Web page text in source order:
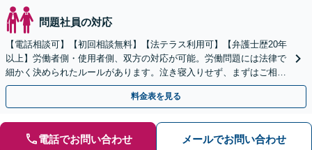
問題社員の対応
【電話相談可】【初回相談無料】【法テラス利用可】【弁護士歴20年
以上】労働者側・使用者側、双方の対応が可能。労働問題には法律で
細かく決められたルールがあります。泣き寝入りせず、まずはご相談
を！【夜間・休日面談可】【完全個室】【刈谷駅3分】
料金表を見る
電話でお問い合わせ メールでお問い合わせ